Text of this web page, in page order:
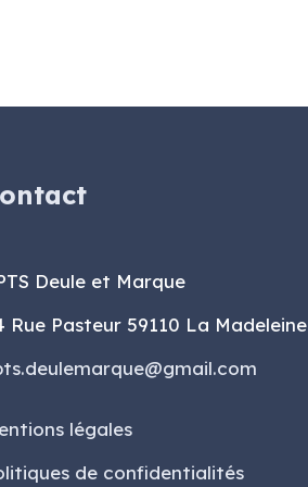
Deule et Marque
Rue Pasteur 59110 La Madeleine
légales
de confidentialités